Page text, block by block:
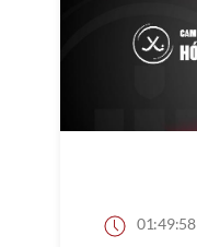
01:49:58